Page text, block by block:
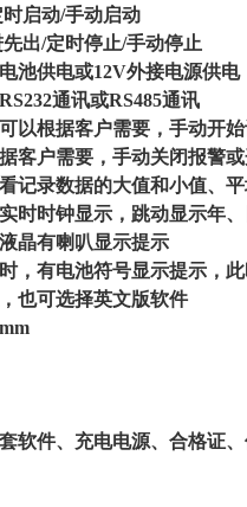
时启动/手动启动
先出/定时停止/手动停止
池供电或12V外接电源供电
通讯或RS485通讯
以根据客户需要，手动开
客户需要，手动关闭报警
记录数据的大值和小值、
时时钟显示，跳动显示年
晶有喇叭显示提示
，有电池符号显示提示，
也可选择英文版软件
软件、充电电源、合格证